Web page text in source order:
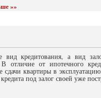
»»
кредитования, а вид
от ипотечного
сдачи квартиры в
под залог своей уже